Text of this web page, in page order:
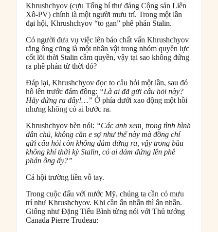
Khrushchyov (cựu Tổng bí thư đảng Cộng sản Liên
Xô-PV) chính là một người mưu trí. Trong một lần
đại hội, Khrushchyov “to gan” phê phán Stalin.
Có người đưa vụ việc lên báo chất vấn Khrushchyov
rằng ông cũng là một nhân vật trong nhóm quyền lực
cốt lõi thời Stalin cầm quyền, vậy tại sao không đứng
ra phê phán từ thời đó?
Đáp lại, Khrushchyov đọc to câu hỏi một lần, sau đó
hô lên trước đám đông: “Là ai đã gửi câu hỏi này?
Hãy đứng ra đây!…” Ở phía dưới xao động một hồi
nhưng không có ai bước ra.
Khrushchyov bèn nói: “Các anh xem, trong tình hình
dân chủ, không cần e sợ như thế này mà đồng chí
gửi câu hỏi còn không dám đứng ra, vậy trong bầu
không khí thời kỳ Stalin, có ai dám đứng lên phê
phán ông ấy?”
Cả hội trường liền vỗ tay.
Trong cuộc đấu với nước Mỹ, chúng ta cần có mưu
trí như Khrushchyov. Khi cần ẩn nhẫn thì ẩn nhẫn.
Giống như Đặng Tiểu Bình từng nói với Thủ tướng
Canada Pierre Trudeau: